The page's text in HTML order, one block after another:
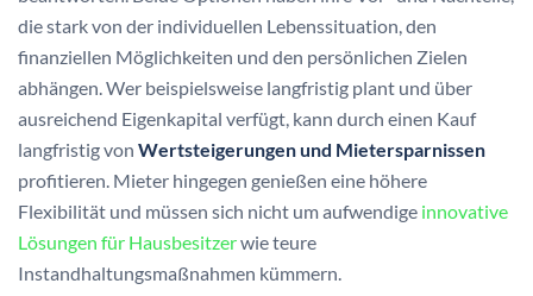
die stark von der individuellen Lebenssituation, den
finanziellen Möglichkeiten und den persönlichen Zielen
abhängen. Wer beispielsweise langfristig plant und über
ausreichend Eigenkapital verfügt, kann durch einen Kauf
langfristig von Wertsteigerungen und Mietersparnissen
profitieren. Mieter hingegen genießen eine höhere
Flexibilität und müssen sich nicht um aufwendige innovative
Lösungen für Hausbesitzerwie teure
Instandhaltungsmaßnahmen kümmern.